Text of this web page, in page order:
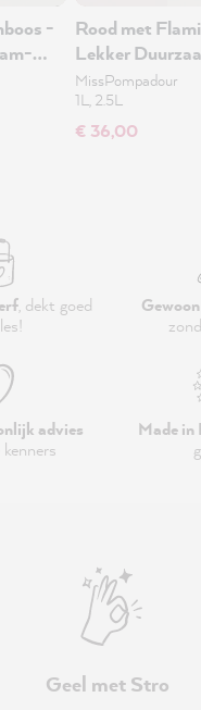
-
Rood met
Lekker
muurverf 1L
MissPompadour
1L, 2.5L
€ 36,00
, dekt goed
advies
Made in
Geel met Stro